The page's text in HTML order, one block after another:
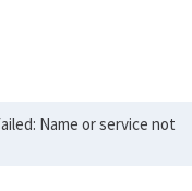
Name or service not